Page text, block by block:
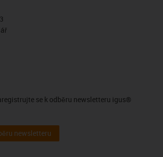
se k odběru newsletteru igus®
newsletteru